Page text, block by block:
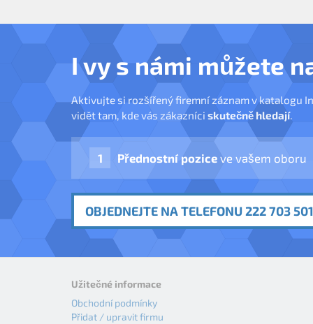
I vy s námi můžete
Aktivujte si rozšířený firemní záznam v katalogu
vidět tam, kde vás zákazníci skutečně hledají.
Přednostní pozice ve vašem oboru
OBJEDNEJTE NA TELEFONU 222 703
Užitečné informace
Obchodní podmínky
Přidat / upravit firmu